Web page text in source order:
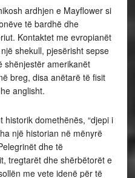
ardhjen e Mayflower si
të bardhë dhe
Kontaktet me evropianët
shekull, pjesërisht sepse
shënjestër amerikanët
breg, disa anëtarë të fisit
anglisht.
historik domethënës, “djepi i
një historian në mënyrë
dhe të
tregtarët dhe shërbëtorët e
me vete idenë për të